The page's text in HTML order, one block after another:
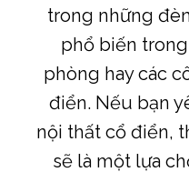
trong những
phổ biến
phòng hay các
điển. Nếu bạn
nội thất cổ điển,
sẽ là một lựa